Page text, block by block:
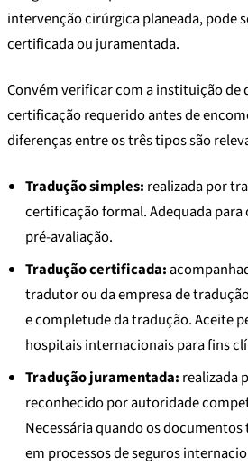
intervenção cirúrgica planeada, pode
certificada ou juramentada.
Convém verificar com a instituição de
certificação requerido antes de
diferenças entre os três tipos são
Tradução simples: realizada por
certificação formal. Adequada
pré-avaliação.
Tradução certificada:
tradutor ou da empresa de
e completude da tradução. Aceite
hospitais internacionais para fins
Tradução juramentada: realizada
reconhecido por autoridade
Necessária quando os
em processos de seguros